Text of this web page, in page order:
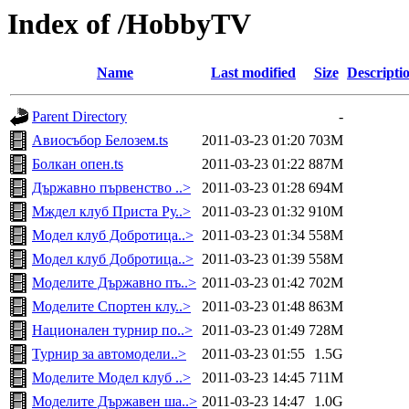
Index of /HobbyTV
Name Last modified Size
Parent Directory
-
Авиосъбор Белозем.ts
2011-03-23 01:20 703M
Болкан опен.ts
2011-03-23 01:22 887M
Държавно първенство ..>
2011-03-23 01:28 694M
Мждел клуб Приста Ру..>
2011-03-23 01:32 910M
Модел клуб Добротица..> 2011-03-23 01:34 558M
Модел клуб Добротица..> 2011-03-23 01:39 558M
Моделите Държавно пъ..> 2011-03-23 01:42 702M
Моделите Спортен клу..>
2011-03-23 01:48 863M
Национален турнир по..> 2011-03-23 01:49 728M
Турнир за автомодели..>
2011-03-23 01:55
1.5G
Моделите Модел клуб ..>
2011-03-23 14:45 711M
Моделите Държавен ша..> 2011-03-23 14:47 1.0G